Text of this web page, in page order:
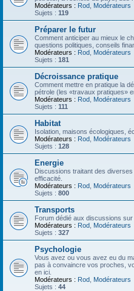
Modérateurs : Rod Modérateurs
Sujets : 119
Préparer le futur
Comment anticiper au mieux le
questions politiques, conseils
Modérateurs : Rod Modérateurs
Sujets : 181
Décroissance pratique
Comment mettre en pratique la
pétrole (les «travaux pratiques»
Modérateurs : Rod Modérateurs
Sujets : 111
Habitat
Isolation, maisons écologiques,
Modérateurs : Rod Modérateurs
Sujets : 128
Energie
Discussions traitant des
efficacité.
Modérateurs : Rod Modérateurs
Sujets : 800
Transports
Forum dédié aux discussions
Modérateurs : Rod Modérateurs
Sujets : 327
Psychologie
Vous avez ou vous avez eu du
pas à convaincre vos proches,
en ici.
Modérateurs : Rod Modérateurs
Sujets : 44